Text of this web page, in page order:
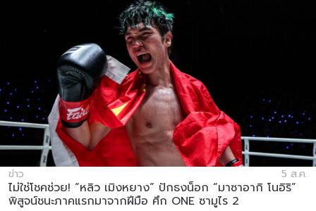
ข่าว 5 ส.ค.
ไม่ใช่โชคช่วย! “หลิว เมิงหยาง” ปักธงน็อก “มาซาอากิ โนอิริ”
พิสูจน์ชนะภาคแรกมาจากฝีมือ ศึก ONE ซามูไร 2